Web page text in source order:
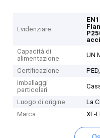
Evidenziare
Capacità di
alimentazione
UN
Certificazione
Imballaggi
particolari
Luogo di origine
La
Marca
XF-